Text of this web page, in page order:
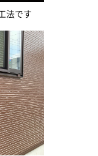
法です